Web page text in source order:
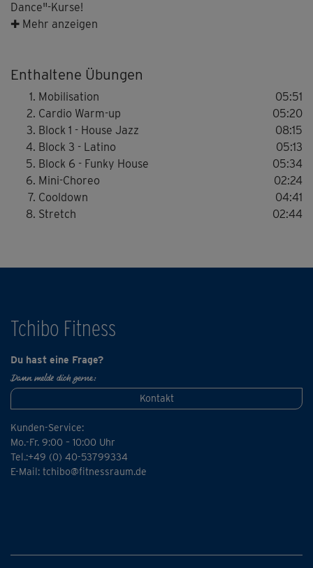
Dance"-Kurse!
"eingrooven": Nach einem kurzen Warm-up werden drei
kleine Choreographien aufgebaut, die Schritt für Schritt
erläutert werden.
Für den richtigen Hüftschwung braucht es etwas Übung,
aber jede Menge Spaß ist garantiert. Obendrein wird der
Körper trainiert, die Fettverbrennung angeregt und das
Herz-Kreislauf-System gestärkt.
✚ Mehr anzeigen
Enthaltene Übungen
Mobilisation
05:51
Cardio Warm-up
05:20
Block 1 - House Jazz
08:15
Block 3 - Latino
05:13
Block 6 - Funky House
05:34
Mini-Choreo
02:24
Cooldown
04:41
Stretch
02:44
Tchibo Fitness
Du hast eine Frage?
Dann melde dich gerne:
Kontakt
Kunden-Service:
Mo.-Fr. 9:00 – 10:00 Uhr
Tel.:+49 (0) 40-53799334
E-Mail: tchibo@fitnessraum.de